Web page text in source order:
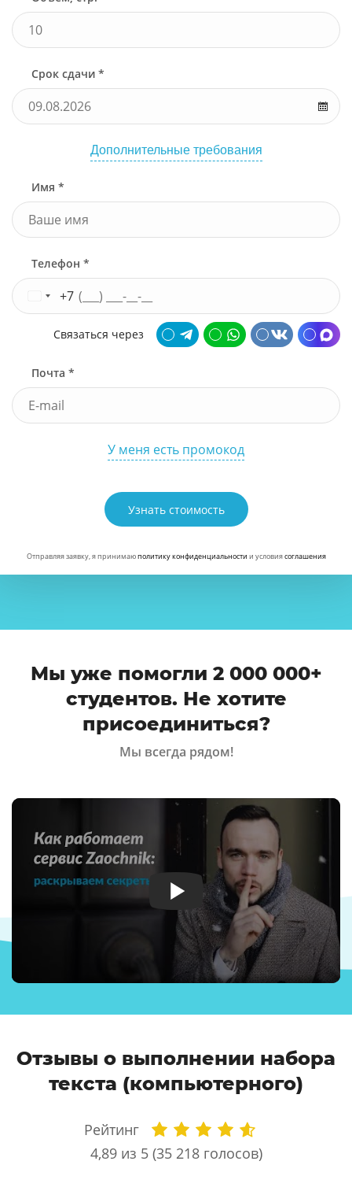
Срок сдачи *
Дополнительные требования
Имя *
Телефон *
+7
Связаться через
Почта *
У меня есть промокод
Узнать стоимость
Отправляя заявку, я принимаюполитику конфиденциальности и условиясоглашения
Мы уже помогли 2 000 000+
студентов. Не хотите
присоединиться?
Мы всегда рядом!
Отзывы о выполнении набора
текста (компьютерного)
Рейтинг
4,89 из 5 (35 218голосов)